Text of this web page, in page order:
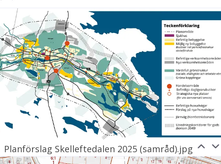
Planförslag Skelleftedalen 2025 (samråd).jpg